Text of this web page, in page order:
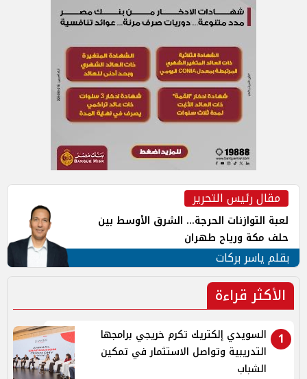
مقال رئيس التحرير
لعبة التوازنات الحرجة... الشرق الأوسط بين
حلف مكة ورياح طهران
بقلم ياسر بركات
الأكثر قراءة
1
السويدي إلكتريك تكرم خريجي برامجها
التدريبية وتواصل الاستثمار في تمكين
الشباب